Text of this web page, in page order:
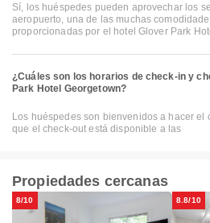
Sí, los huéspedes pueden aprovechar los
aeropuerto, una de las muchas
proporcionadas por el hotel Glover Park
¿Cuáles son los horarios de check-in y
Park Hotel Georgetown?
Los huéspedes son bienvenidos a hacer el
que el check-out está disponible a las
Propiedades cercanas
8/10 8.8/10